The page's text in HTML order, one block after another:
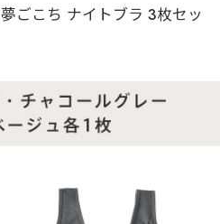
ごこち ナイトブラ 3枚セッ